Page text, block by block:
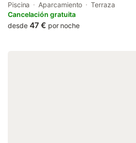
in El Charcón. This holiday home
private parking. Outdoor seating is also
home.
Piscina Aparcamiento
Terraza
Cancelación gratuita
desde 47 € por noche